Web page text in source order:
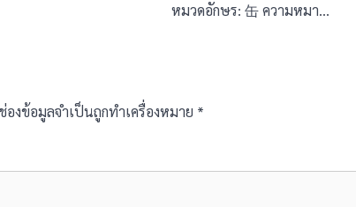
หมวดอักษร: 缶 ความหมา…
องข้อมูลจำเป็นถูกทำเครื่องหมาย *